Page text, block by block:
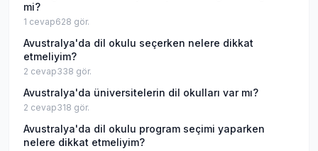
mi?
1 cevap628 gör.
Avustralya'da dil okulu seçerken nelere dikkat
etmeliyim?
2 cevap338 gör.
Avustralya'da üniversitelerin dil okulları var mı?
2 cevap318 gör.
Avustralya'da dil okulu program seçimi yaparken
nelere dikkat etmeliyim?